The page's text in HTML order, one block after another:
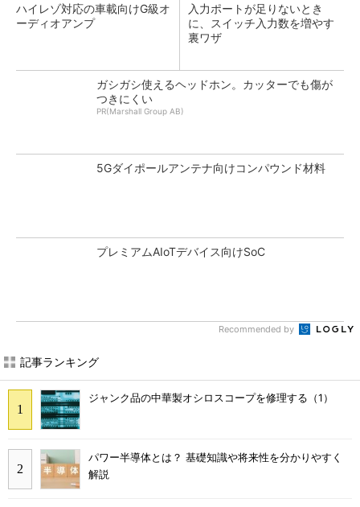
ハイレゾ対応の車載向けG級オ
ーディオアンプ
入力ポートが足りないとき
に、スイッチ入力数を増やす
裏ワザ
ガシガシ使えるヘッドホン。カッターでも傷が
つきにくい
PR(Marshall Group AB)
5Gダイポールアンテナ向けコンパウンド材料
プレミアムAIoTデバイス向けSoC
Recommended by
記事ランキング
ジャンク品の中華製オシロスコープを修理する（1）
パワー半導体とは？ 基礎知識や将来性を分かりやすく
解説